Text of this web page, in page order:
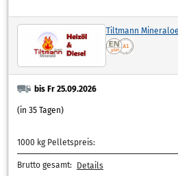
Tiltmann
bis Fr 25.09.2026
(in 35 Tagen)
1000 kg Pelletspreis:
Brutto gesamt: Details